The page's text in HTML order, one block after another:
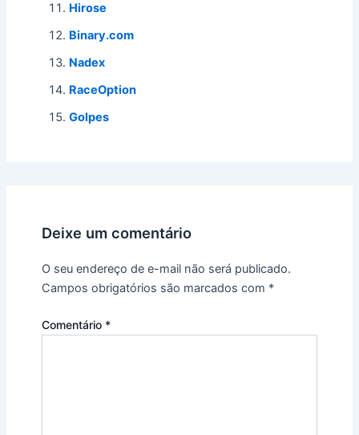
Hirose
Binary.com
Nadex
RaceOption
Golpes
Deixe um comentário
O seu endereço de e-mail não será publicado.
Campos obrigatórios são marcados com *
Comentário *